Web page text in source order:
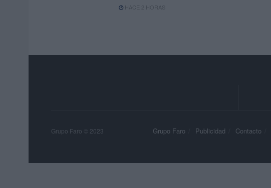
HACE 2 HORAS
Grupo Faro Publicidad Contacto
Grupo Faro © 2023